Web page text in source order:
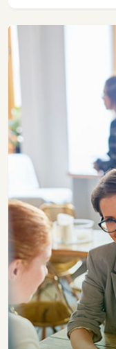
venda *Aceita
Distribuidora
Bento -
Bento -Padaria